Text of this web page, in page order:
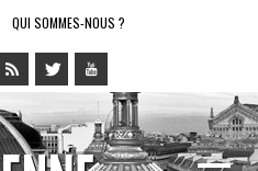
QUI SOMMES-NOUS ?